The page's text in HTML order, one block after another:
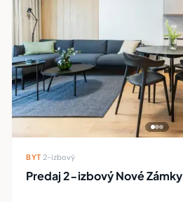
BYT· 2-izbový
Predaj 2-izbový Nové Zámky